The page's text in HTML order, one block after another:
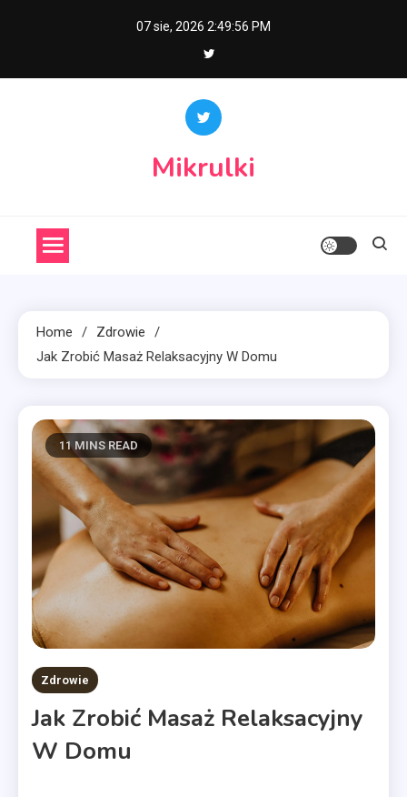
07 sie, 2026 2:49:57 PM
Mikrulki
Home
Zdrowie
Jak Zrobić Masaż Relaksacyjny W Domu
11 MINS READ
Zdrowie
Jak Zrobić Masaż Relaksacyjny
W Domu